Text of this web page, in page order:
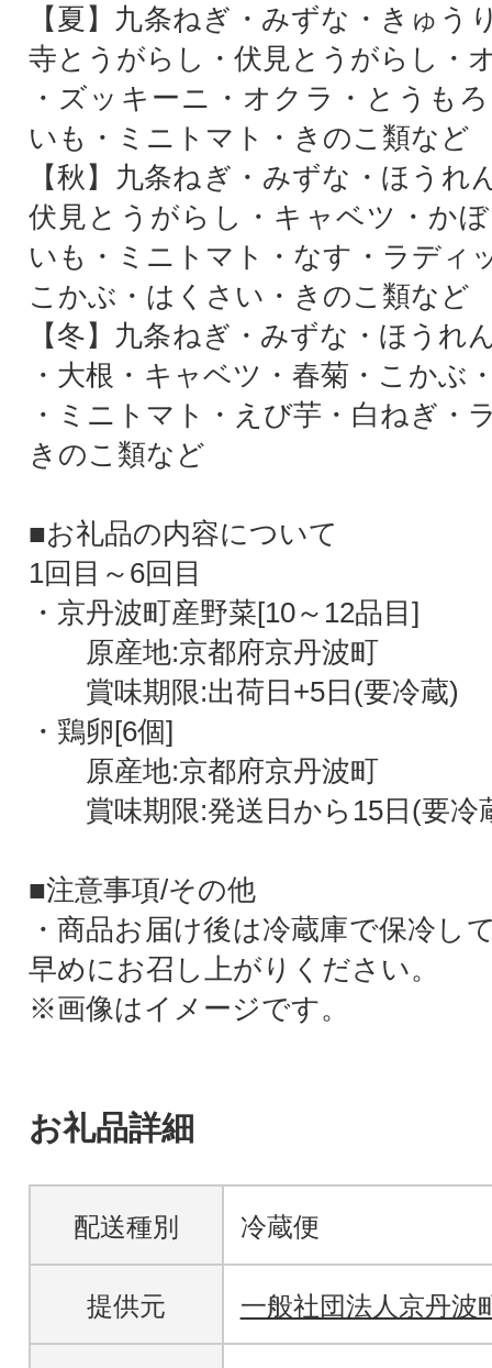
【夏】九条ねぎ・みずな・きゅう
寺とうがらし・伏見とうがらし・
・ズッキーニ・オクラ・とうも
いも・ミニトマト・きのこ類など
【秋】九条ねぎ・みずな・ほうれ
伏見とうがらし・キャベツ・か
いも・ミニトマト・なす・ラディ
こかぶ・はくさい・きのこ類など
【冬】九条ねぎ・みずな・ほうれ
・大根・キャベツ・春菊・こかぶ
・ミニトマト・えび芋・白ねぎ・
きのこ類など
■お礼品の内容について
1回目～6回目
・京丹波町産野菜[10～12品目]
原産地:京都府京丹波町
賞味期限:出荷日+5日(要冷蔵)
・鶏卵[6個]
原産地:京都府京丹波町
賞味期限:発送日から15日(要冷
■注意事項/その他
・商品お届け後は冷蔵庫で保冷し
早めにお召し上がりください。
※画像はイメージです。
お礼品詳細
配送種別 冷蔵便
提供元 一般社団法人京丹波